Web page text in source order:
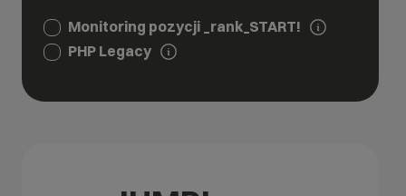
Monitoring pozycji _rank_START!
PHP Legacy